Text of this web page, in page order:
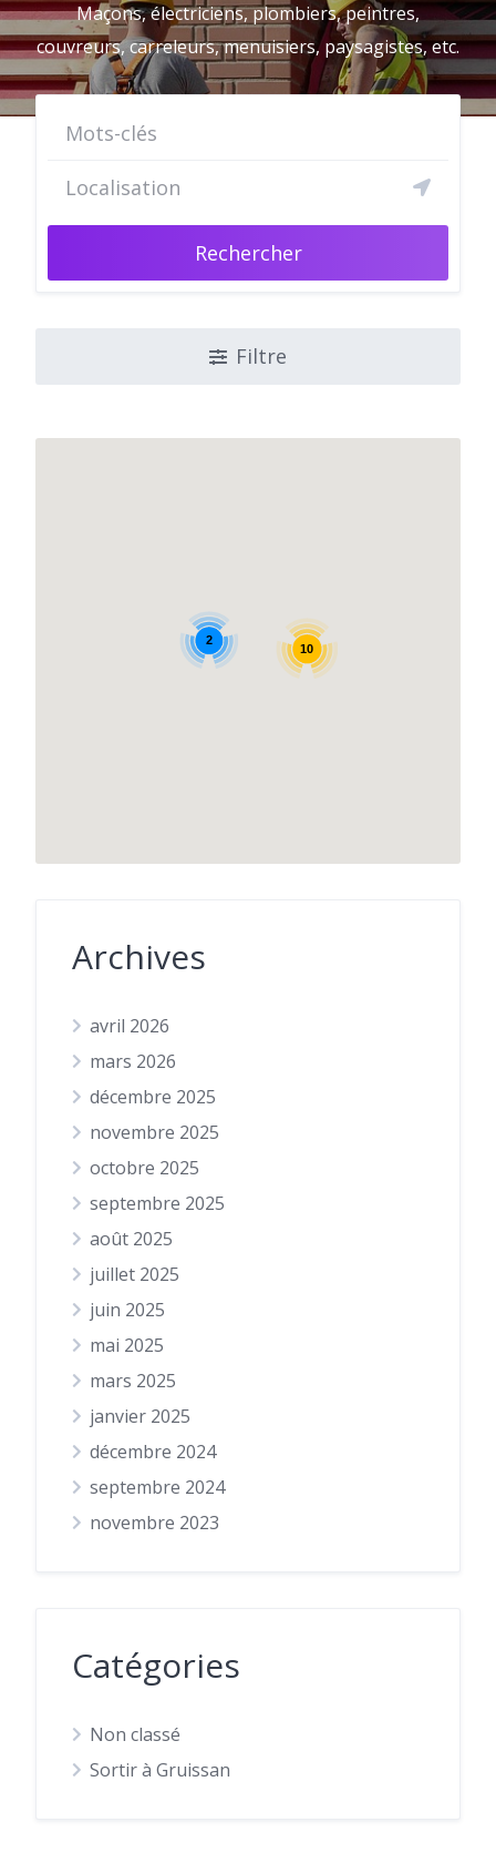
Maçons, électriciens, plombiers, peintres,
couvreurs, carreleurs, menuisiers, paysagistes, etc.
Rechercher
Filtre
10
2
Archives
avril 2026
mars 2026
décembre 2025
novembre 2025
octobre 2025
septembre 2025
août 2025
juillet 2025
juin 2025
mai 2025
mars 2025
janvier 2025
décembre 2024
septembre 2024
novembre 2023
Catégories
Non classé
Sortir à Gruissan